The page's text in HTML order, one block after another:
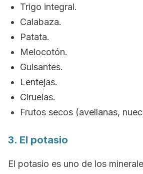
Trigo integral.
Calabaza.
Patata.
Melocotón.
Guisantes.
Lentejas.
Ciruelas.
Frutos secos (avellanas,
3. El potasio
El potasio es uno de los